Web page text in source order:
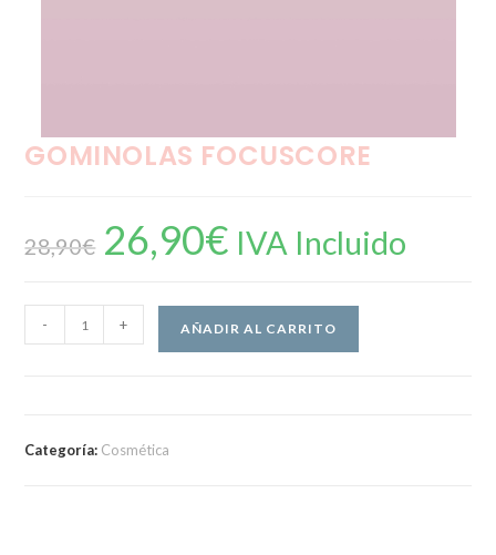
GOMINOLAS FOCUSCORE
28,90€
El
precio
original
26,90€El
precio
actual
IVA Incluido
GOMINOLAS
FOCUSCORE
- + AÑADIR AL CARRITO
Categoría: Cosmética